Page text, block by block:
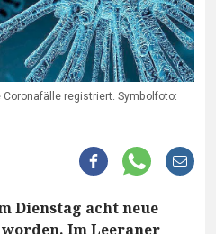
registriert. Symbolfoto:
Dienstag acht neue
Im Leeraner